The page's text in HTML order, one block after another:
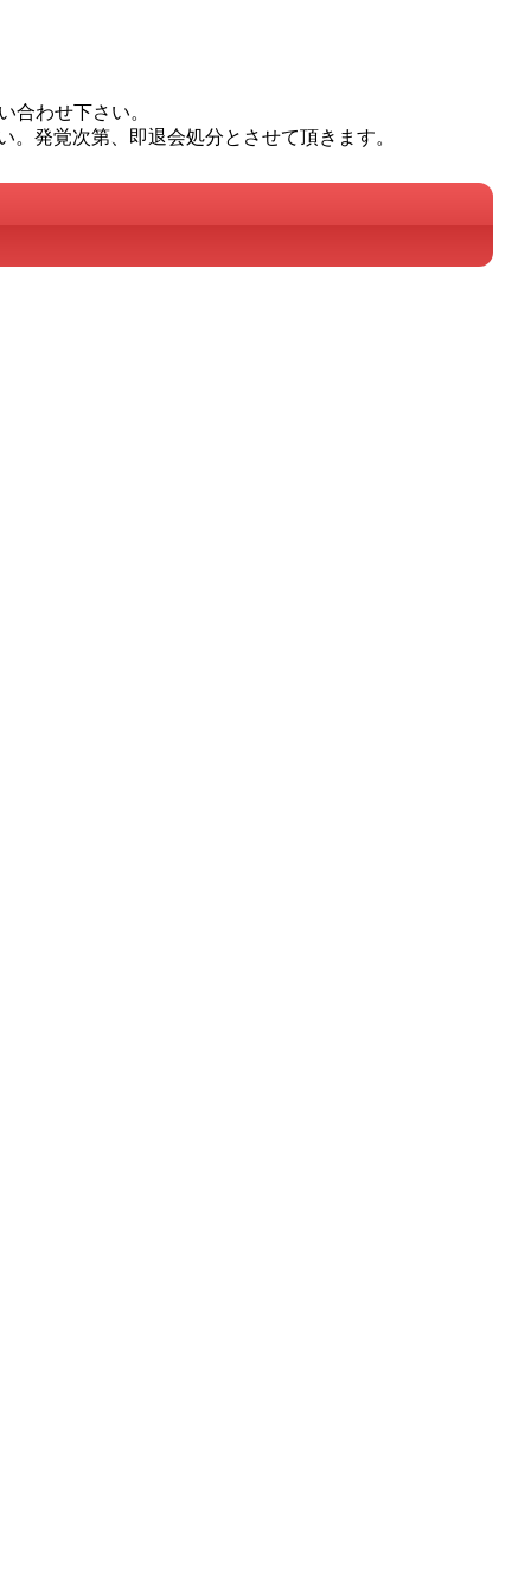
合わせ下さい。
発覚次第、即退会処分とさせて頂きます。